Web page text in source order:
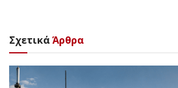
ΣχετικάΆρθρα